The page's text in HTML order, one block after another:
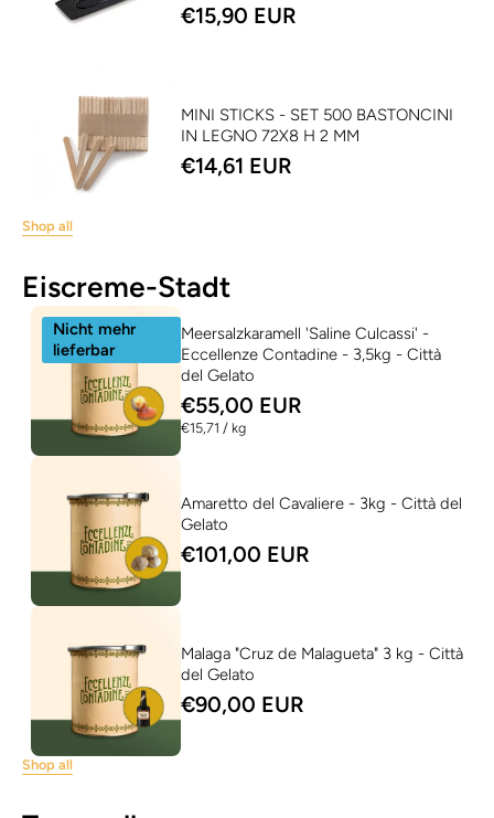
€15,90 EUR
MINI STICKS - SET 500 BASTONCINI
IN LEGNO 72X8 H 2 MM
€14,61 EUR
Shop all
Eiscreme-Stadt
Nicht mehr
lieferbar
Meersalzkaramell 'Saline Culcassi' -
Eccellenze Contadine - 3,5kg - Città
del Gelato
€55,00 EUR
€15,71 / per
kg
Amaretto del Cavaliere - 3kg - Città del
Gelato
€101,00 EUR
Malaga "Cruz de Malagueta" 3 kg - Città
del Gelato
€90,00 EUR
Shop all